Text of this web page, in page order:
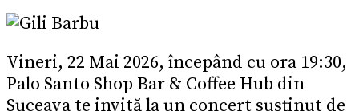
Vineri, 22 Mai 2026, începând cu ora 19:30,
Palo Santo Shop Bar & Coffee Hub din
Suceava te invită la un concert susținut de